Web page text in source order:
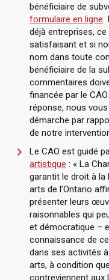
bénéficiaire de
formulaire en ligne.
déjà entreprises,
satisfaisant et si
nom dans toute
bénéficiaire de la
commentaires
financée par le
réponse, nous
démarche par
de notre
Le CAO est guidé
artistique : « La
garantit le droit à la
arts de l’Ontario
présenter leurs
raisonnables qui
et démocratique –
connaissance de
dans ses activités
arts, à condition
contreviennent aux